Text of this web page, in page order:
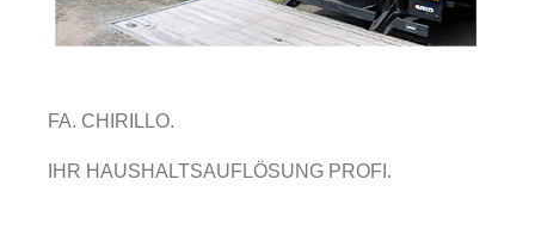
FA. CHIRILLO.
IHR HAUSHALTSAUFLÖSUNG PROFI.